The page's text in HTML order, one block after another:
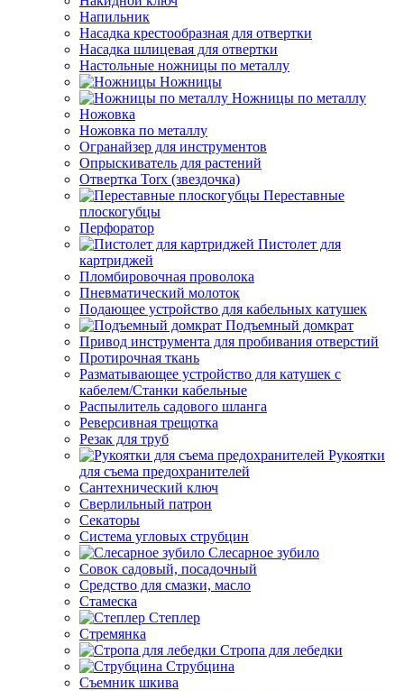
Напильник
Насадка крестообразная для отвертки
Насадка шлицевая для отвертки
Настольные ножницы по металлу
Ножницы
Ножницы по металлу
Ножовка
Ножовка по металлу
Огранайзер для инструментов
Опрыскиватель для растений
Отвертка Torx (звездочка)
Переставные
плоскогубцы
Перфоратор
Пистолет для
картриджей
Пломбировочная проволока
Пневматический молоток
Подающее устройство для кабельных катушек
Подъемный домкрат
Привод инструмента для пробивания отверстий
Протирочная ткань
Разматывающее устройство для катушек с
кабелем/Станки кабельные
Распылитель садового шланга
Реверсивная трещотка
Резак для труб
Рукоятки
для съема предохранителей
Сантехнический ключ
Сверлильный патрон
Секаторы
Система угловых струбцин
Слесарное зубило
Совок садовый, посадочный
Средство для смазки, масло
Стамеска
Степлер
Стремянка
Стропа для лебедки
Струбцина
Съемник шкива